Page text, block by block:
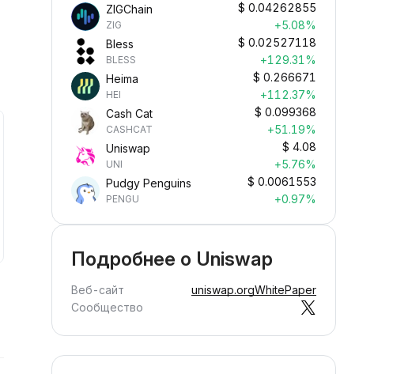
Зарабатывать пассивный
доход в криптовалюте
Зарабатывайте награды пассивно
— просто внесите средства и
наблюдайте за их ростом.
ZIGChain
ZIG
$ 0.04262855
+5.08%
Bless
BLESS
$ 0.02527118
+129.31%
Heima
HEI
$ 0.266671
+112.37%
Cash Cat
CASHCAT
$ 0.099368
+51.19%
Uniswap
UNI
$ 4.08
+5.76%
Pudgy Penguins
PENGU
$ 0.0061553
+0.97%
Подробнее о Uniswap
Веб-сайт uniswap.orgWhitePaper
Сообщество